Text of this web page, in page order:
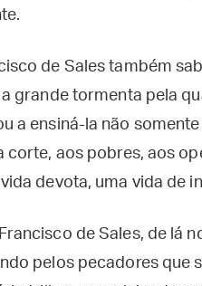
de Sales também
grande tormenta pela
a ensiná-la não
corte, aos pobres, aos
devota, uma vida de
de Sales, de lá
pelos pecadores que